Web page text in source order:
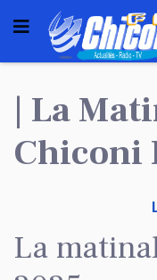
| La
Chiconi
La